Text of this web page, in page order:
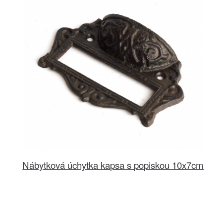
Nábytková úchytka kapsa s popiskou 10x7cm